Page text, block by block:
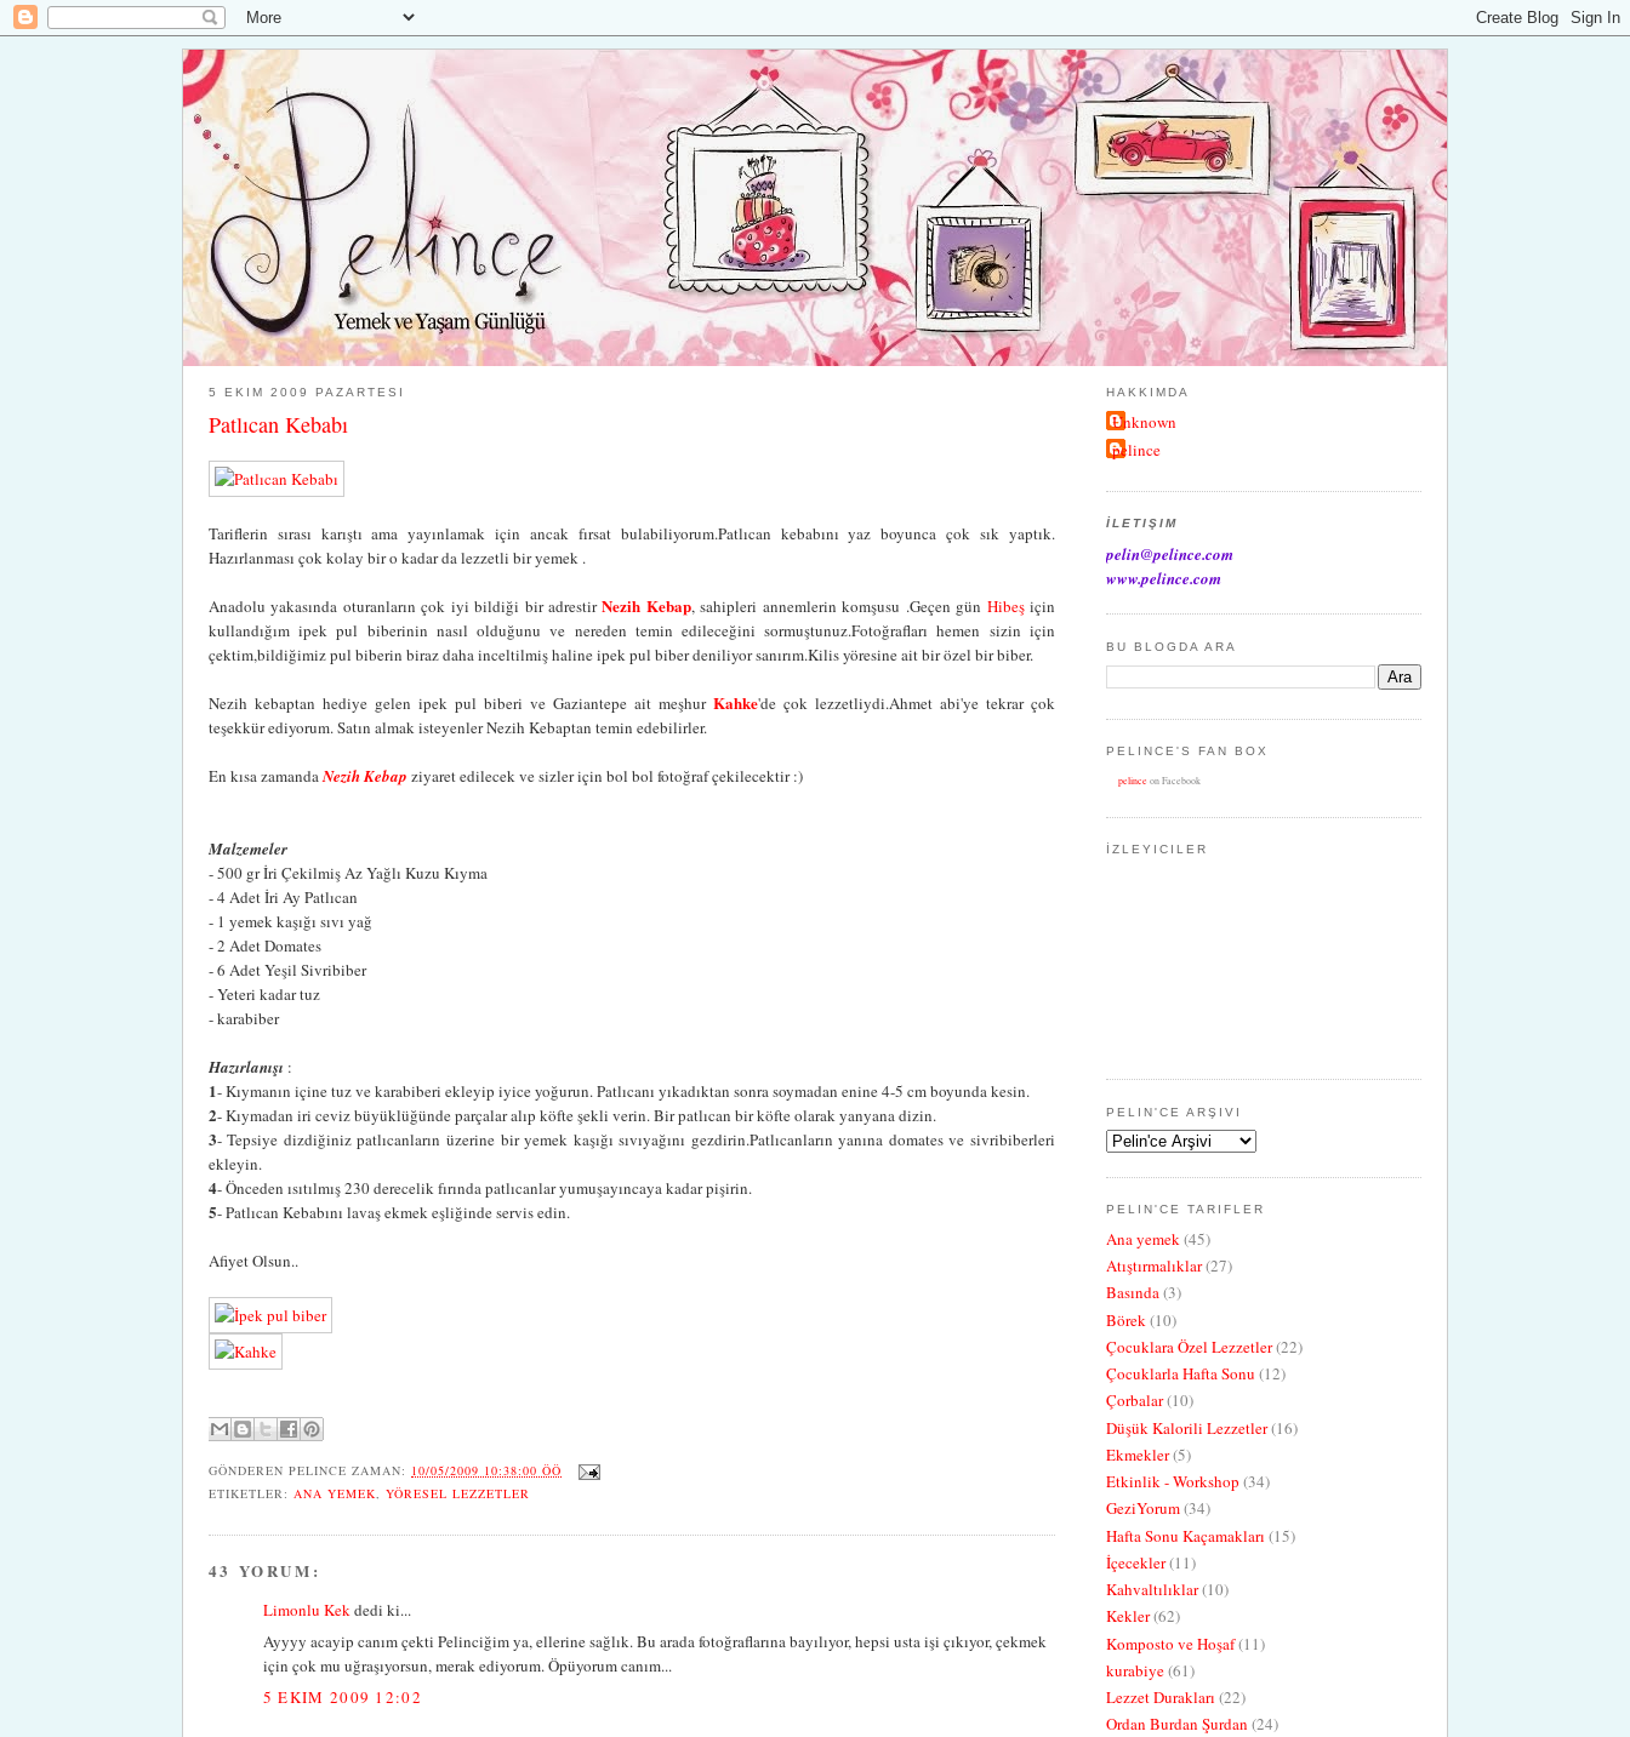
5 EKIM 2009 PAZARTESI
Patlıcan Kebabı
Tariflerin sırası karıştı ama yayınlamak için ancak fırsat bulabiliyorum.Patlıcan kebabını yaz boyunca çok sık yaptık.
Hazırlanması çok kolay bir o kadar da lezzetli bir yemek .
Anadolu yakasında oturanların çok iyi bildiği bir adrestirNezih Kebap, sahipleri annemlerin komşusu .Geçen gün Hibeşiçin
kullandığım ipek pul biberinin nasıl olduğunu ve nereden temin edileceğini sormuştunuz.Fotoğrafları hemen sizin için
çektim,bildiğimiz pul biberin biraz daha inceltilmiş haline ipek pul biber deniliyor sanırım.Kilis yöresine ait bir özel bir biber.
Nezih kebaptan hediye gelen ipek pul biberi ve Gaziantepe ait meşhur Kahke'de çok lezzetliydi.Ahmet abi'ye tekrar çok
teşekkür ediyorum. Satın almak isteyenler Nezih Kebaptan temin edebilirler.
En kısa zamandaNezih Kebap ziyaret edilecek ve sizler için bol bol fotoğraf çekilecektir :)
Malzemeler
- 500 gr İri Çekilmiş Az Yağlı Kuzu Kıyma
- 4 Adet İri Ay Patlıcan
- 1 yemek kaşığı sıvı yağ
- 2 Adet Domates
- 6 Adet Yeşil Sivribiber
- Yeteri kadar tuz
- karabiber
Hazırlanışı :
1- Kıymanın içine tuz ve karabiberi ekleyip iyice yoğurun. Patlıcanı yıkadıktan sonra soymadan enine 4-5 cm boyunda kesin.
2- Kıymadan iri ceviz büyüklüğünde parçalar alıp köfte şekli verin. Bir patlıcan bir köfte olarak yanyana dizin.
3- Tepsiye dizdiğiniz patlıcanların üzerine bir yemek kaşığı sıvıyağını gezdirin.Patlıcanların yanına domates ve sivribiberleri
ekleyin.
4- Önceden ısıtılmış 230 derecelik fırında patlıcanlar yumuşayıncaya kadar pişirin.
5- Patlıcan Kebabını lavaş ekmek eşliğinde servis edin.
Afiyet Olsun..
GÖNDEREN PELINCE ZAMAN: 10/05/2009 10:38:00 ÖÖ
ETIKETLER: ANA YEMEK,YÖRESEL LEZZETLER
43 YORUM:
Limonlu Kek dedi ki...
Ayyyy acayip canım çekti Pelinciğim ya, ellerine sağlık. Bu arada fotoğraflarına bayılıyor, hepsi usta işi çıkıyor, çekmek
için çok mu uğraşıyorsun, merak ediyorum. Öpüyorum canım...
5 EKIM 2009 12:02
HAKKIMDA
Unknown
pelince
İLETIŞIM
pelin@pelince.com
www.pelince.com
BU BLOGDA ARA
PELINCE'S FAN BOX
pelince on Facebook
İZLEYICILER
PELIN'CE ARŞIVI
PELIN'CE TARIFLER
Ana yemek(45)
Atıştırmalıklar(27)
Basında(3)
Börek(10)
Çocuklara Özel Lezzetler(22)
Çocuklarla Hafta Sonu (12)
Çorbalar(10)
Düşük Kalorili Lezzetler(16)
Ekmekler(5)
Etkinlik - Workshop (34)
GeziYorum(34)
Hafta Sonu Kaçamakları (15)
İçecekler(11)
Kahvaltılıklar(10)
Kekler(62)
Komposto ve Hoşaf(11)
kurabiye(61)
Lezzet Durakları (22)
Ordan Burdan Şurdan (24)